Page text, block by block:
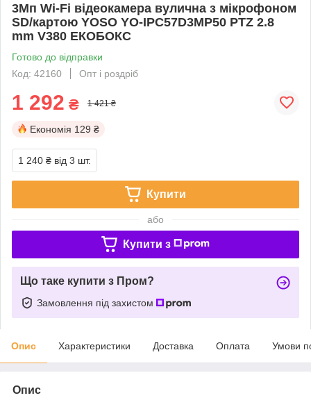
3Мп Wi-Fi відеокамера вулична з мікрофоном
SD/картою YOSO YO-IPC57D3MP50 PTZ 2.8
mm V380 ЕКОБОКС
Готово до відправки
Код: 42160
Опт і роздріб
1 292 ₴ 1 421 ₴
Економія 129 ₴
1 240 ₴ від 3 шт.
Купити
або
Купити з
Що таке купити з Пром?
Замовлення під захистом
Опис Характеристики Доставка Оплата Умови
Опис